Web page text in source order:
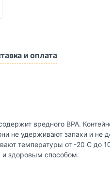
и оплата
вредного BPA.
не удерживают запахи и не
температуры от -20 C до
и здоровым способом.